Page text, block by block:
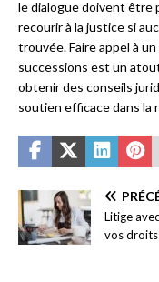
le dialogue doivent être
recourir à la justice si
trouvée. Faire appel à
successions est un
obtenir des conseils
soutien efficace dans
Litige
vos droits